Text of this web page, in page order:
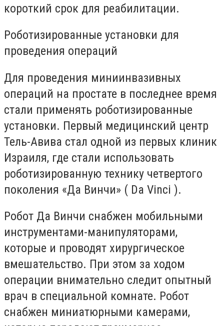
короткий срок для реабилитации.
Роботизированные установки для
проведения операций
Для проведения миниинвазивных
операций на простате в последнее время
стали применять роботизированные
установки. Первый медицинский центр
Тель-Авива стал одной из первых клиник
Израиля, где стали использовать
роботизированную технику четвертого
поколения «Да Винчи» ( Da Vinci ).
Робот Да Винчи снабжен мобильными
инструментами-манипуляторами,
которые и проводят хирургическое
вмешательство. При этом за ходом
операции внимательно следит опытный
врач в специальной комнате. Робот
снабжен миниатюрными камерами,